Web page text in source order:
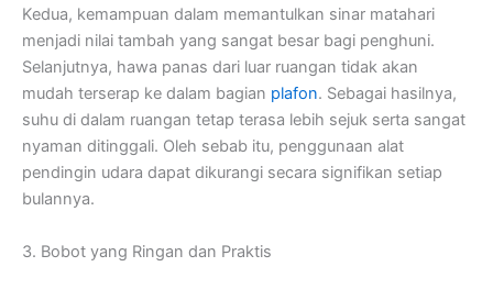
Kedua, kemampuan dalam memantulkan sinar matahari
menjadi nilai tambah yang sangat besar bagi penghuni.
Selanjutnya, hawa panas dari luar ruangan tidak akan
mudah terserap ke dalam bagian plafon. Sebagai hasilnya,
suhu di dalam ruangan tetap terasa lebih sejuk serta sangat
nyaman ditinggali. Oleh sebab itu, penggunaan alat
pendingin udara dapat dikurangi secara signifikan setiap
bulannya.
3. Bobot yang Ringan dan Praktis